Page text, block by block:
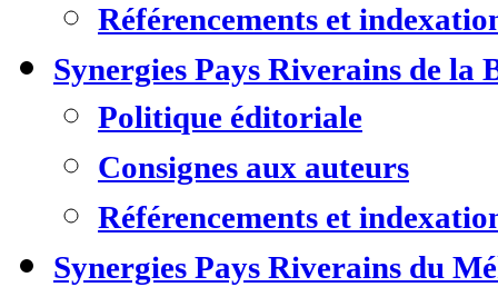
Référencements et
Synergies Pays Riverains de la
Politique éditoriale
Consignes aux auteurs
Référencements et
Synergies Pays Riverains du